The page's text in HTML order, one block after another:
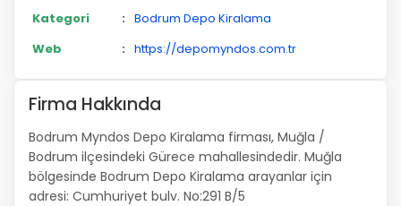
Kategori
: Bodrum Depo Kiralama
Web
: https://depomyndos.com.tr
Firma Hakkında
Bodrum Myndos Depo Kiralama firması, Muğla /
Bodrum ilçesindeki Gürece mahallesindedir. Muğla
bölgesinde Bodrum Depo Kiralama arayanlar için
adresi: Cumhuriyet bulv. No:291 B/5